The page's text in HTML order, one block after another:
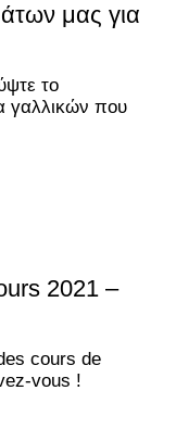
μας για
το
γαλλικών που
2021 –
cours de
vous !